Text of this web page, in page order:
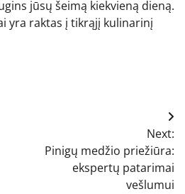
jūsų šeimą kiekvieną dieną.
yra raktas į tikrąjį kulinarinį
Next:
Pinigų medžio priežiūra:
ekspertų patarimai
vešlumui